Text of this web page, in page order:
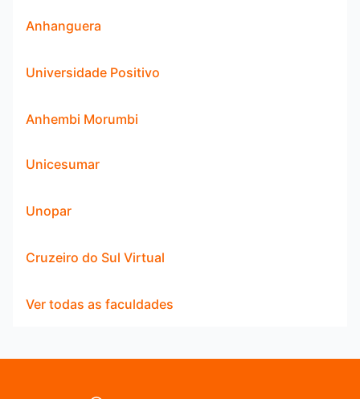
Anhanguera
Universidade Positivo
Anhembi Morumbi
Unicesumar
Unopar
Cruzeiro do Sul Virtual
Ver todas as faculdades